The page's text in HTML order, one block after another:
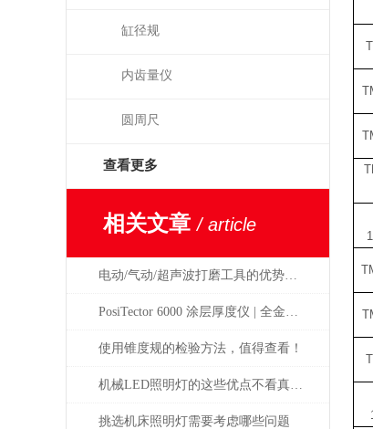
缸径规
内齿量仪
圆周尺
查看更多
相关文章/ article
电动/气动/超声波打磨工具的优势是显而易见的
PosiTector 6000 涂层厚度仪 | 全金属通用 高精度工业测厚解决方案
使用锥度规的检验方法，值得查看！
机械LED照明灯的这些优点不看真的不知道
挑选机床照明灯需要考虑哪些问题